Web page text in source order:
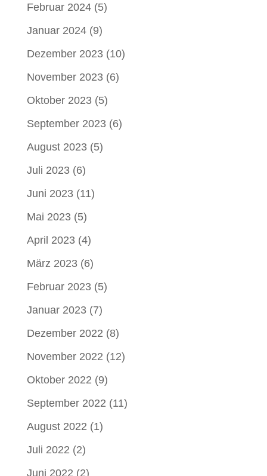
Februar 2024(5)
Januar 2024(9)
Dezember 2023(10)
November 2023(6)
Oktober 2023(5)
September 2023(6)
August 2023(5)
Juli 2023(6)
Juni 2023(11)
Mai 2023(5)
April 2023(4)
März 2023(6)
Februar 2023(5)
Januar 2023(7)
Dezember 2022 (8)
November 2022 (12)
Oktober 2022 (9)
September 2022 (11)
August 2022 (1)
Juli 2022 (2)
Juni 2022 (2)